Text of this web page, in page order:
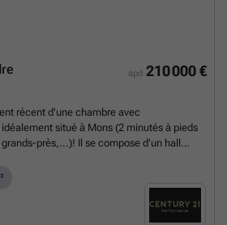
àpd 210 000 €
récent d'une chambre avec
situé à Mons (2 minutés à pieds
près,...)! Il se compose d'un hall
ondes, taque induction, hotte), une
et un WC individuel avec lave-mains.
Buderus), électricité conforme,
d'eau, PEB B. Belle opportunité à